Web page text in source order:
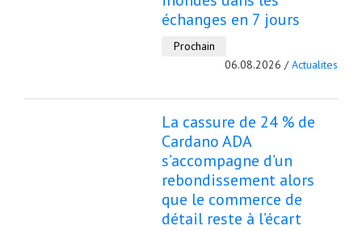
échanges en 7 jours
Prochain
06.08.2026 /Actualites
La cassure de 24 % de
Cardano ADA
s’accompagne d’un
rebondissement alors
que le commerce de
détail reste à l’écart